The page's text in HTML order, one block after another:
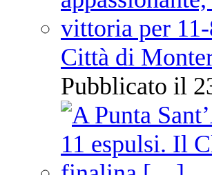
Città di
Pubblicato il